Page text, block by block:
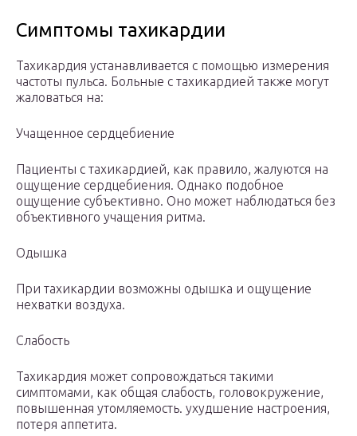
Симптомы тахикардии
Тахикардия устанавливается с помощью измерения
частоты пульса. Больные с тахикардией также могут
жаловаться на:
Учащенное сердцебиение
Пациенты с тахикардией, как правило, жалуются на
ощущение сердцебиения. Однако подобное
ощущение субъективно. Оно может наблюдаться без
объективного учащения ритма.
Одышка
При тахикардии возможны одышка и ощущение
нехватки воздуха.
Слабость
Тахикардия может сопровождаться такими
симптомами, как общая слабость, головокружение,
повышенная утомляемость. ухудшение настроения,
потеря аппетита.